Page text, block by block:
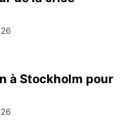
à Stockholm pour